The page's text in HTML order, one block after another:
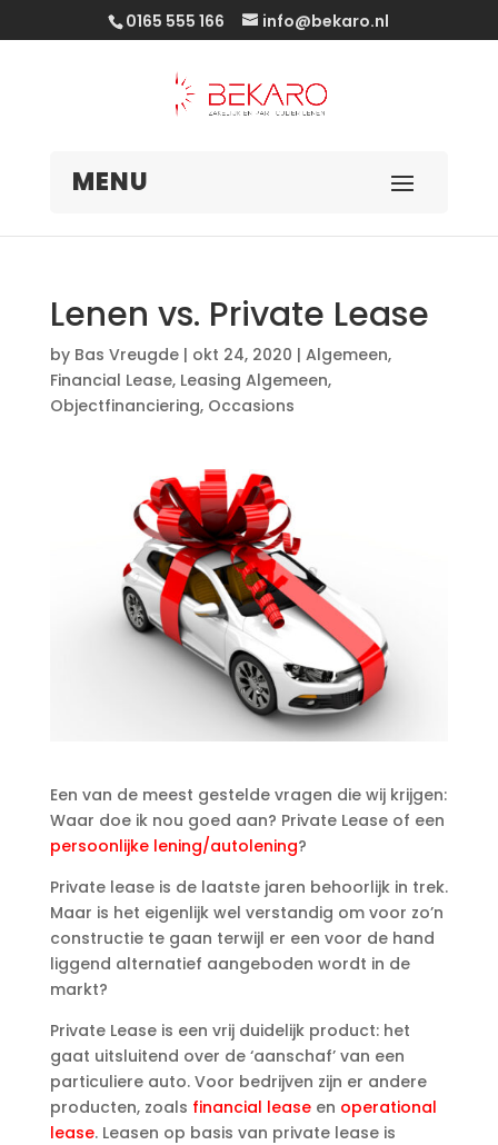
0165 555 166 info@bekaro.nl
Lenen vs. Private Lease
by Bas Vreugde| okt 24, 2020 | Algemeen,
Financial Lease, Leasing Algemeen,
Objectfinanciering, Occasions
Een van de meest gestelde vragen die wij krijgen:
Waar doe ik nou goed aan? Private Lease of een
persoonlijke lening/autolening?
Private lease is de laatste jaren behoorlijk in trek.
Maar is het eigenlijk wel verstandig om voor zo’n
constructie te gaan terwijl er een voor de hand
liggend alternatief aangeboden wordt in de
markt?
Private Lease is een vrij duidelijk product: het
gaat uitsluitend over de ‘aanschaf’ van een
particuliere auto. Voor bedrijven zijn er andere
producten, zoals financial leaseen operational
lease. Leasen op basis van private lease is